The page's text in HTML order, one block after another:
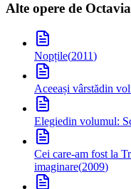
Alte opere de
Nopțile(2011)
Aceeași vârstădin
Elegiedin volumul:
Cei care-am fost la
imaginare(2009)